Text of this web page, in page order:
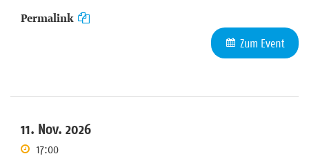
Permalink
Zum Event
11. Nov. 2026
17:00